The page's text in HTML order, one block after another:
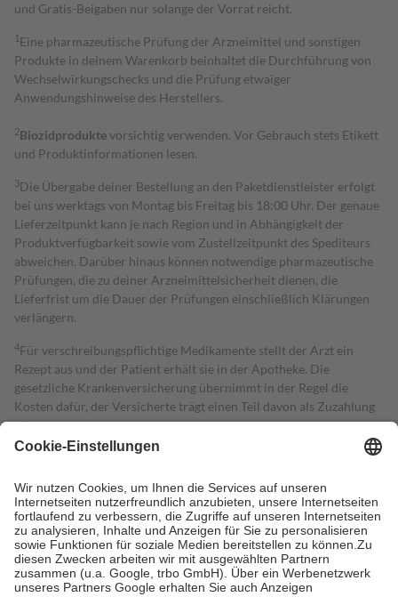
und Gratis-Beigaben nur solange der Vorrat reicht.
1 Eine pharmazeutische Prüfung der Arzneimittel und sonstigen
Produkte in deinem Warenkorb beinhaltet die Durchführung von
Wechselwirkungschecks und die Prüfung etwaiger
Anwendungshinweise des Herstellers.
2Biozidproduktevorsichtig verwenden. Vor Gebrauch stets Etikett
und Produktinformationen lesen.
3Die Übergabe deiner Bestellung an den Paketdienstleister erfolgt
bei uns werktags von Montag bis Freitag bis 18:00 Uhr. Der genaue
Lieferzeitpunkt kann je nach Region und in Abhängigkeit der
Produktverfügbarkeit sowie vom Zustellzeitpunkt des Spediteurs
abweichen. Darüber hinaus können notwendige pharmazeutische
Prüfungen, die zu deiner Arzneimittelsicherheit dienen, die
Lieferfrist um die Dauer der Prüfungen einschließlich Klärungen
verlängern.
4Für verschreibungspflichtige Medikamente stellt der Arzt ein
Rezept aus und der Patient erhält sie in der Apotheke. Die
gesetzliche Krankenversicherung übernimmt in der Regel die
Kosten dafür, der Versicherte trägt einen Teil davon als Zuzahlung
mit.
Grundsätzlich leisten Mitglieder Zuzahlungen in Höhe von zehn
höchstens zehn Euro.
Es sind jedoch nie mehr als die tatsächlichen
Kosten der Leistung zu entrichten.
Diese Regeln gelten grundsätzlich auch für Online-Apotheken.
Bei Heilmitteln und häuslicher Krankenpflege beträgt die
Zuzahlung zehn Prozent der Kosten sowie zehn Euro je
Verordnung.
Um das Engagement der Versicherten für ihre eigene Gesundheit zu